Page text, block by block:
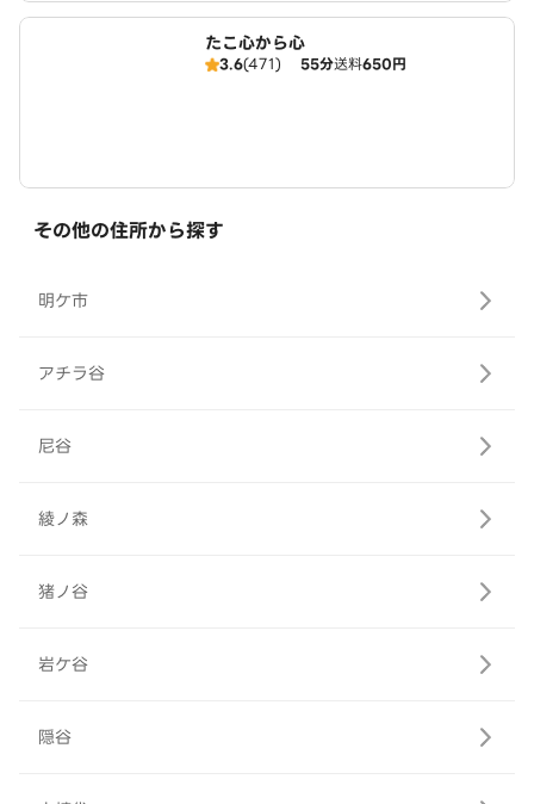
たこ心から心
3.6(471) 55分送料650円
その他の住所から探す
明ケ市
アチラ谷
尼谷
綾ノ森
猪ノ谷
岩ケ谷
隠谷